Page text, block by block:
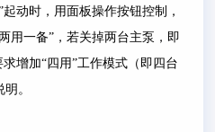
起动时，用面板操作按钮控制，
两用一备” ，若关掉两台主泵，即
求增加“四用”工作模式（即四台
。